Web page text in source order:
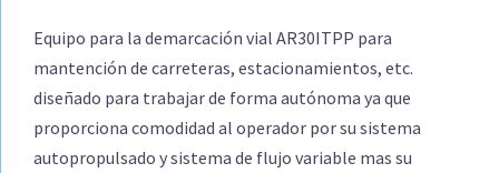
Equipo para la demarcación vial AR30ITPP para
mantención de carreteras, estacionamientos, etc.
diseñado para trabajar de forma autónoma ya que
proporciona comodidad al operador por su sistema
autopropulsado y sistema de flujo variable mas su